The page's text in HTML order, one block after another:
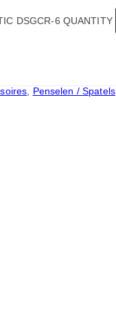
DSGCR-6 QUANTITY
Penselen / Spatels